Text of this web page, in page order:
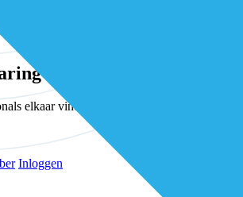
uit met andere
elkaar vinden, versterken en samen verder
Inloggen